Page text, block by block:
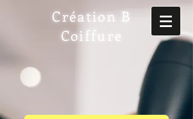
Création B
Coiffure